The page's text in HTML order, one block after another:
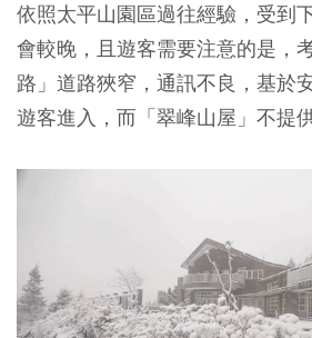
依照太平山園區過往經驗，受到
會較晚，且遊客需要注意的是，
路」道路狹窄，通訊不良，基於
遊客進入，而「翠峰山屋」不提供